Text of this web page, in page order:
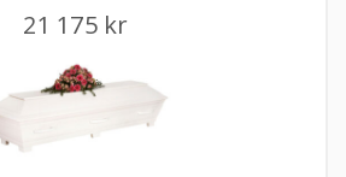
21 175 kr